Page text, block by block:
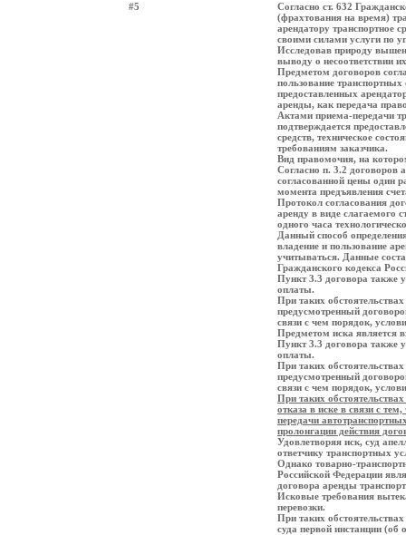
#5
Согласно ст. 632
(фрахтования на время)
арендатору транспортное
своими силами услуги по
Исследовав природу
выводу о несоответствии
Предметом договоров
пользование транспортных
предоставленных
аренды, как передача
Актами приема-передачи
подтверждается
средств, техническое
требованиям заказчика.
Вид правомочия, на
Согласно п. 3.2 договоров
согласованной цены один
момента предъявления
Протокол согласования
аренду в виде слагаемого
одного часа
Данный способ
владение и пользование
учитываться. Данные
Гражданского кодекса
Пункт 3.3 договора также
оплаты.
При таких
предусмотренный
связи с чем порядок,
Предметом иска является
Пункт 3.3 договора также
оплаты.
При таких
предусмотренный
связи с чем порядок,
При таких
отказа в иске в связи с
передачи
пролонгации действия
Удовлетворяя иск, суд
ответчику транспортных
Однако товарно-
Российской Федерации
договора аренды
Исковые требования
перевозки.
При таких
суда первой инстанции (об